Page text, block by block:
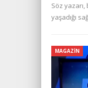
Söz
yaşadığı
MAGAZIN